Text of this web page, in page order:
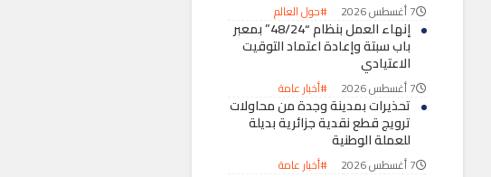
7 أغسطس 2026 #حول العالم
إنهاء العمل بنظام “48/24” بمعبر
باب سبتة وإعادة اعتماد التوقيت
الاعتيادي
7 أغسطس 2026 #أخبار عامة
تحذيرات بمدينة وجدة من محاولات
ترويج قطع نقدية جزائرية بديلة
للعملة الوطنية
7 أغسطس 2026 #أخبار عامة